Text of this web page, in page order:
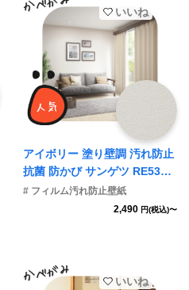
いいね
アイボリー 塗り壁調 汚れ防止
抗菌 防かび サンゲツ RE5367
3
# フィルム汚れ防止壁紙
2,490 円(税込)〜
いいね